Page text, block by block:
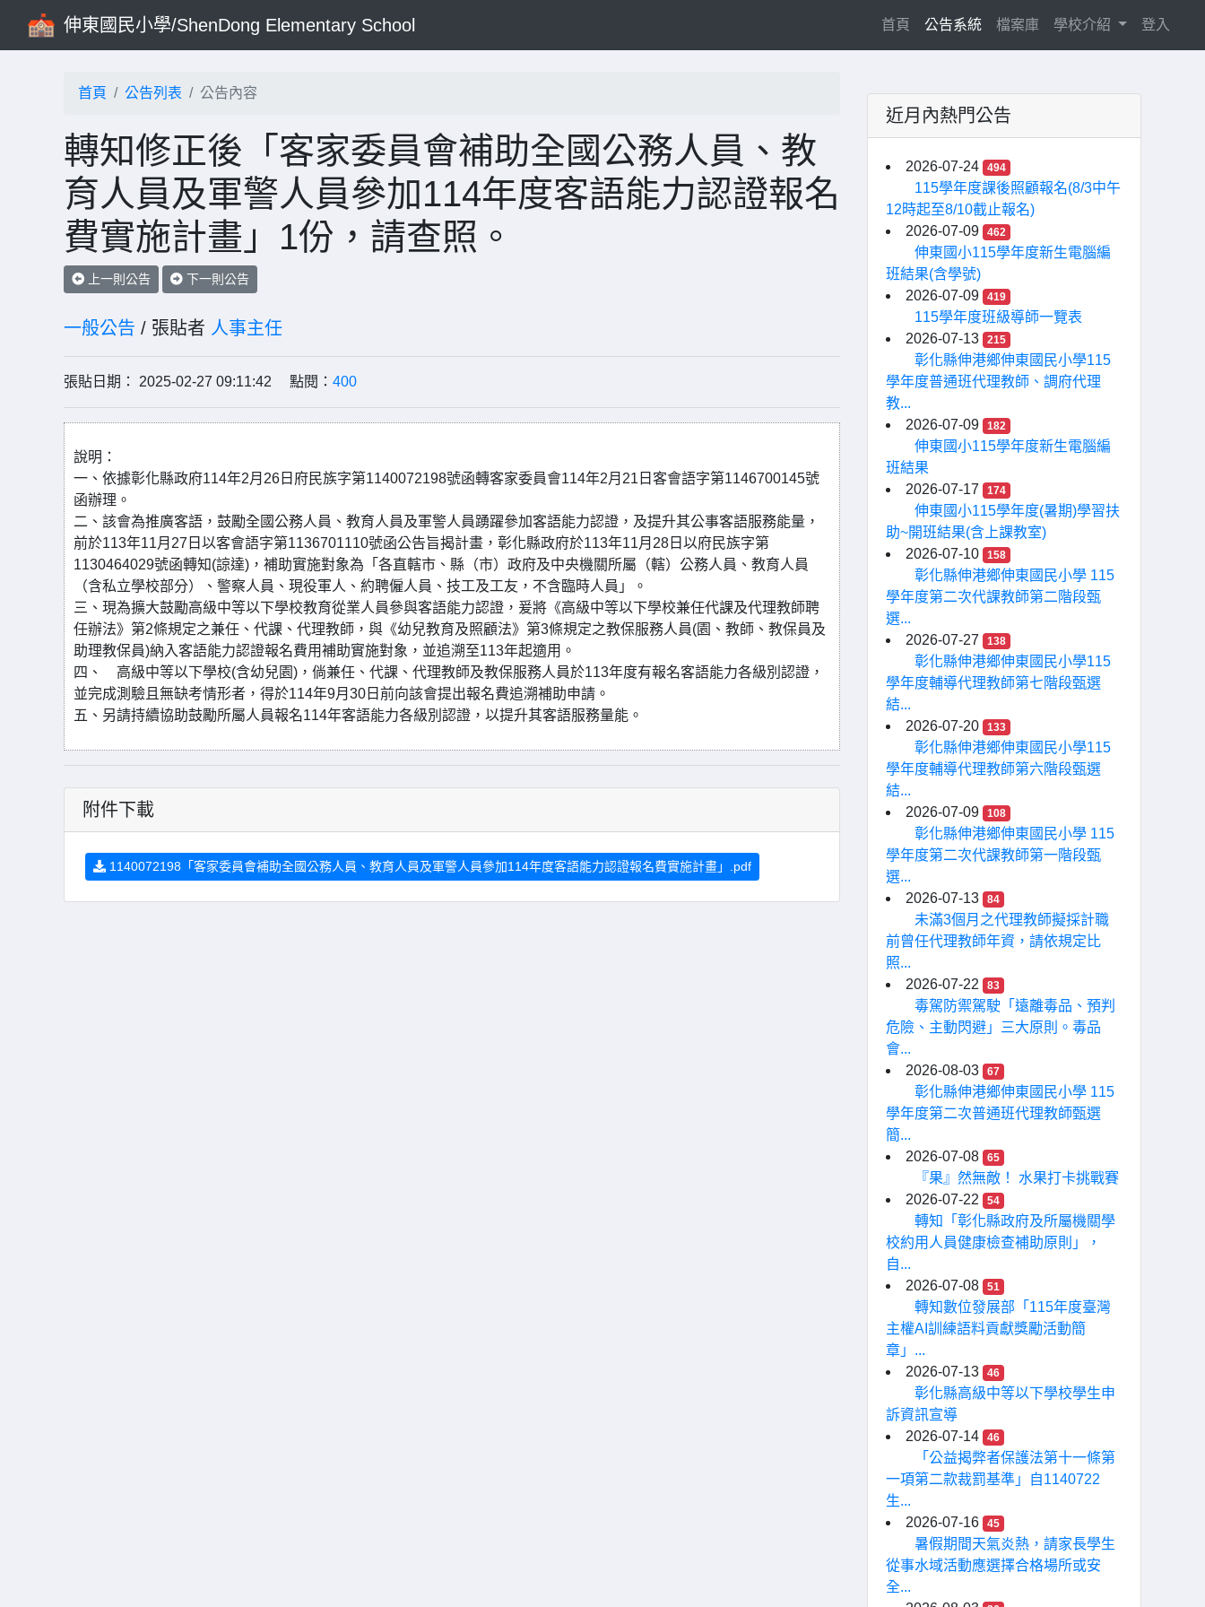
伸東國民小學/ShenDong Elementary School 首頁 (current)
公告系統 檔案庫 學校介紹 登入
首頁 公告列表 公告內容
轉知修正後「客家委員會補助全國公務人員、教
育人員及軍警人員參加114年度客語能力認證報名
費實施計畫」1份，請查照。
上一則公告 下一則公告
一般公告 / 張貼者 人事主任
張貼日期： 2025-02-27 09:11:42 點閱： 400
說明：
一、依據彰化縣政府114年2月26日府民族字第1140072198號函轉客家委員會114年2月21日客會語字第1146700145號
函辦理。
二、該會為推廣客語，鼓勵全國公務人員、教育人員及軍警人員踴躍參加客語能力認證，及提升其公事客語服務能量，
前於113年11月27日以客會語字第1136701110號函公告旨揭計畫，彰化縣政府於113年11月28日以府民族字第
1130464029號函轉知(諒達)，補助實施對象為「各直轄市、縣（市）政府及中央機關所屬（轄）公務人員、教育人員
（含私立學校部分）、警察人員、現役軍人、約聘僱人員、技工及工友，不含臨時人員」。
三、現為擴大鼓勵高級中等以下學校教育從業人員參與客語能力認證，爰將《高級中等以下學校兼任代課及代理教師聘
任辦法》第2條規定之兼任、代課、代理教師，與《幼兒教育及照顧法》第3條規定之教保服務人員(園、教師、教保員及
助理教保員)納入客語能力認證報名費用補助實施對象，並追溯至113年起適用。
四、 高級中等以下學校(含幼兒園)，倘兼任、代課、代理教師及教保服務人員於113年度有報名客語能力各級別認證，
並完成測驗且無缺考情形者，得於114年9月30日前向該會提出報名費追溯補助申請。
五、另請持續協助鼓勵所屬人員報名114年客語能力各級別認證，以提升其客語服務量能。
附件下載
1140072198「客家委員會補助全國公務人員、教育人員及軍警人員參加114年度客語能力認證報名費實施計畫」.pdf
近月內熱門公告
2026-07-24 494
115學年度課後照顧報名(8/3中午
12時起至8/10截止報名)
2026-07-09
462
伸東國小115學年度新生電腦編
班結果(含學號)
2026-07-09
419
115學年度班級導師一覽表
2026-07-13
215
彰化縣伸港鄉伸東國民小學115
學年度普通班代理教師、調府代理
教...
2026-07-09
182
伸東國小115學年度新生電腦編
班結果
2026-07-17
174
伸東國小115學年度(暑期)學習扶
助~開班結果(含上課教室)
2026-07-10
158
彰化縣伸港鄉伸東國民小學 115
學年度第二次代課教師第二階段甄
選...
2026-07-27
138
彰化縣伸港鄉伸東國民小學115
學年度輔導代理教師第七階段甄選
結...
2026-07-20
133
彰化縣伸港鄉伸東國民小學115
學年度輔導代理教師第六階段甄選
結...
2026-07-09
108
彰化縣伸港鄉伸東國民小學 115
學年度第二次代課教師第一階段甄
選...
2026-07-13
84
未滿3個月之代理教師擬採計職
前曾任代理教師年資，請依規定比
照...
2026-07-22
83
毒駕防禦駕駛「遠離毒品、預判
危險、主動閃避」三大原則。毒品
會...
2026-08-03
67
彰化縣伸港鄉伸東國民小學 115
學年度第二次普通班代理教師甄選
簡...
2026-07-08
65
『果』然無敵！ 水果打卡挑戰賽
2026-07-22
54
轉知「彰化縣政府及所屬機關學
校約用人員健康檢查補助原則」，
自...
2026-07-08
51
轉知數位發展部「115年度臺灣
主權AI訓練語料貢獻獎勵活動簡
章」...
2026-07-13
46
彰化縣高級中等以下學校學生申
訴資訊宣導
2026-07-14
46
「公益揭弊者保護法第十一條第
一項第二款裁罰基準」自1140722
生...
2026-07-16
45
暑假期間天氣炎熱，請家長學生
從事水域活動應選擇合格場所或安
全...